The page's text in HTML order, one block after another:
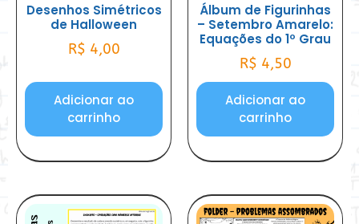
Desenhos Simétricos
de Halloween
R$ 4,00
Adicionar ao
carrinho
Álbum de Figurinhas
– Setembro Amarelo:
Equações do 1º Grau
R$ 4,50
Adicionar ao
carrinho